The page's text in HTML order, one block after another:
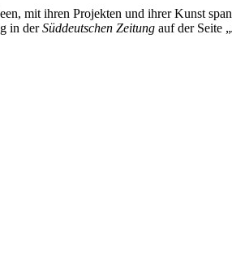
mit ihren Projekten und ihrer Kunst
in derSüddeutschen Zeitung auf der Seite